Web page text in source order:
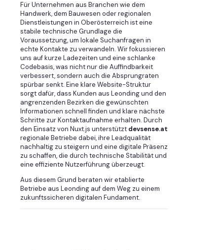
Für Unternehmen aus Branchen wie dem
Handwerk, dem Bauwesen oder regionalen
Dienstleistungen in Oberösterreich ist eine
stabile technische Grundlage die
Voraussetzung, um lokale Suchanfragen in
echte Kontakte zu verwandeln. Wir fokussieren
uns auf kurze Ladezeiten und eine schlanke
Codebasis, was nicht nur die Auffindbarkeit
verbessert, sondern auch die Absprungraten
spürbar senkt. Eine klare Website-Struktur
sorgt dafür, dass Kunden aus Leonding und den
angrenzenden Bezirken die gewünschten
Informationen schnell finden und klare nächste
Schritte zur Kontaktaufnahme erhalten. Durch
den Einsatz von Nuxt.js unterstützt devsense.at
regionale Betriebe dabei, ihre Leadqualität
nachhaltig zu steigern und eine digitale Präsenz
zu schaffen, die durch technische Stabilität und
eine effiziente Nutzerführung überzeugt.
Aus diesem Grund beraten wir etablierte
Betriebe aus Leonding auf dem Weg zu einem
zukunftssicheren digitalen Fundament.